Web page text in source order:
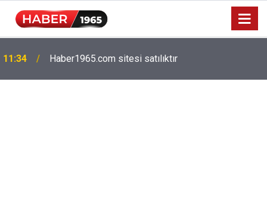
11:34 Haber1965.com sitesi satılıktır
15:52
hesaplarda